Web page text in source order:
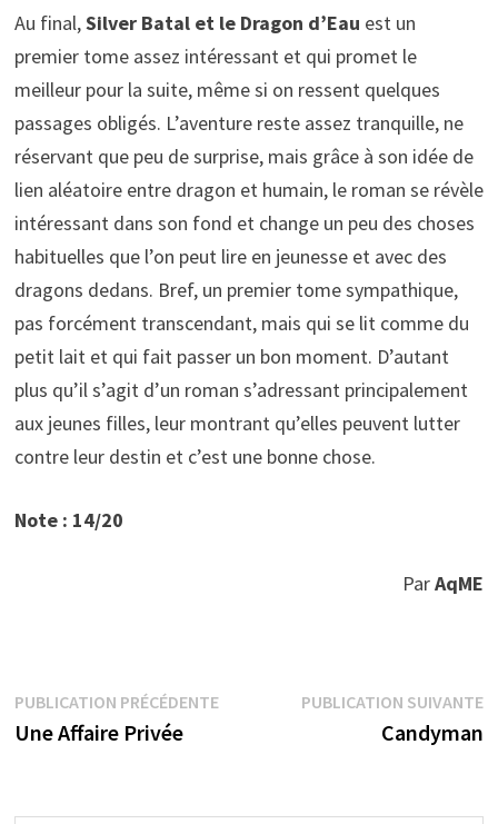
Au final,Silver Batal et le Dragon d’Eau est un
premier tome assez intéressant et qui promet le
meilleur pour la suite, même si on ressent quelques
passages obligés. L’aventure reste assez tranquille, ne
réservant que peu de surprise, mais grâce à son idée de
lien aléatoire entre dragon et humain, le roman se révèle
intéressant dans son fond et change un peu des choses
habituelles que l’on peut lire en jeunesse et avec des
dragons dedans. Bref, un premier tome sympathique,
pas forcément transcendant, mais qui se lit comme du
petit lait et qui fait passer un bon moment. D’autant
plus qu’il s’agit d’un roman s’adressant principalement
aux jeunes filles, leur montrant qu’elles peuvent lutter
contre leur destin et c’est une bonne chose.
Note : 14/20
ParAqME
Navigation
de
PUBLICATION PRÉCÉDENTEPublication
Une Affaire Privée
PUBLICATION SUIVANTE
Candyman